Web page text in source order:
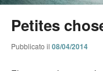
Petites
Pubblicato il 08/04/2014